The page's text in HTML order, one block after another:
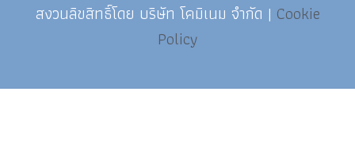
สงวนลิขสิทธิ์โดย บริษัท โคมิเนม จำกัด | Cookie
Policy